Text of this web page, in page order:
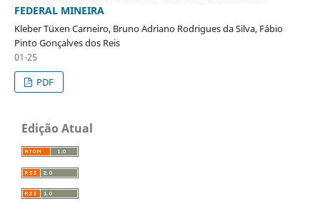
FEDERAL MINEIRA
Kleber Tüxen Carneiro, Bruno Adriano Rodrigues da Silva, Fábio
Pinto Gonçalves dos Reis
01-25
PDF
Edição Atual